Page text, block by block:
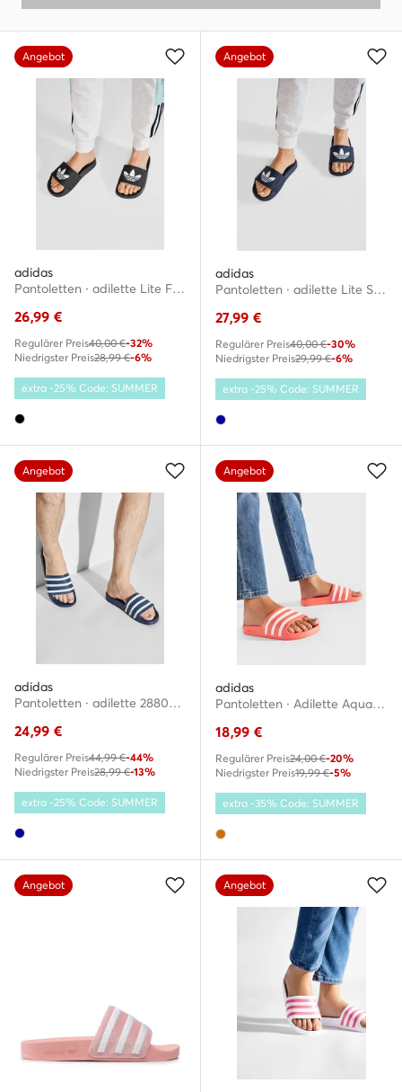
Angebot
adidas
Pantoletten · adilette Lite FU8298 · Schwarz
26,99 €
Regulärer Preis40,00 €-32%
Niedrigster Preis28,99 €-6%
extra -25% Code: SUMMER
Angebot
adidas
Pantoletten · adilette Lite Slides FU8299 · Dunkelblau
27,99 €
Regulärer Preis40,00 €-30%
Niedrigster Preis29,99 €-6%
extra -25% Code: SUMMER
Angebot
adidas
Pantoletten · adilette 288022 · Dunkelblau
24,99 €
Regulärer Preis44,99 €-44%
Niedrigster Preis28,99 €-13%
extra -25% Code: SUMMER
Angebot
adidas
Pantoletten · Adilette Aqua GZ5235 · Orange
18,99 €
Regulärer Preis24,00 €-20%
Niedrigster Preis19,99 €-5%
extra -35% Code: SUMMER
Angebot Angebot